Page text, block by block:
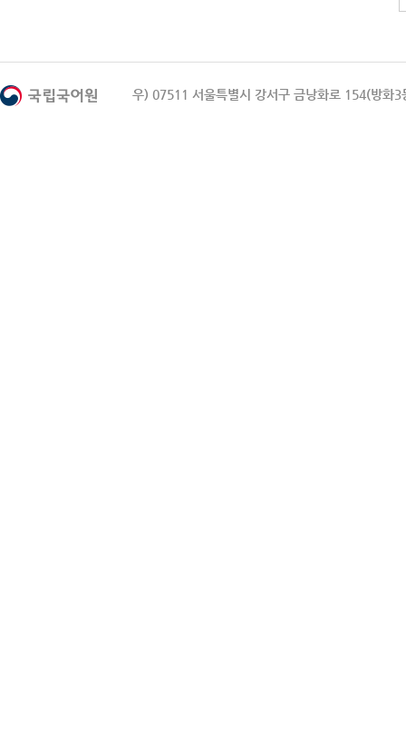
우) 07511 서울특별시 강서구 금낭화로 154(방화3